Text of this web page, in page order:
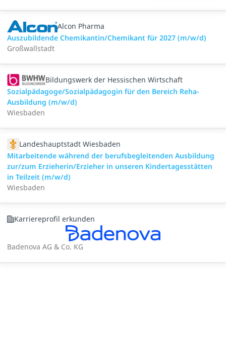
Alcon Pharma
Auszubildende Chemikantin/Chemikant für 2027 (m/w/d)
Großwallstadt
Bildungswerk der Hessischen Wirtschaft
Sozialpädagoge/Sozialpädagogin für den Bereich Reha-
Ausbildung (m/w/d)
Wiesbaden
Landeshauptstadt Wiesbaden
Mitarbeitende während der berufsbegleitenden Ausbildung
zur/zum Erzieherin/Erzieher in unseren Kindertagesstätten
in Teilzeit (m/w/d)
Wiesbaden
Karriereprofil erkunden
Badenova AG & Co. KG